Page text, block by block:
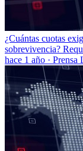
¿Cuántas cuotas
sobrevivencia?
hace 1 año · Prensa